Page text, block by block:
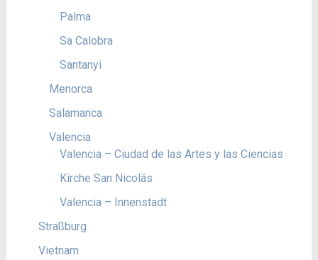
Palma
Sa Calobra
Santanyi
Menorca
Salamanca
Valencia
Valencia – Ciudad de las Artes y las Ciencias
Kirche San Nicolás
Valencia – Innenstadt
Straßburg
Vietnam